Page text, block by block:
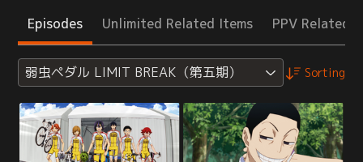
Episodes Unlimited Related Items PPV Related
弱虫ペダル LIMIT BREAK（第五期） Sorting